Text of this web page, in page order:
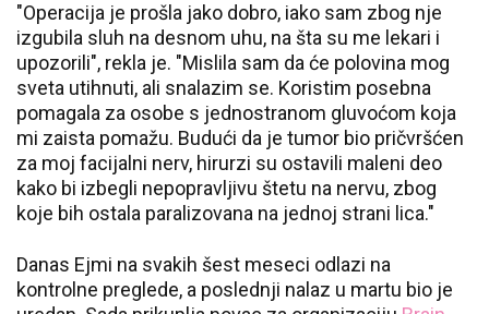
"Operacija je prošla jako dobro, iako sam zbog nje
izgubila sluh na desnom uhu, na šta su me lekari i
upozorili", rekla je. "Mislila sam da će polovina mog
sveta utihnuti, ali snalazim se. Koristim posebna
pomagala za osobe s jednostranom gluvoćom koja
mi zaista pomažu. Budući da je tumor bio pričvršćen
za moj facijalni nerv, hirurzi su ostavili maleni deo
kako bi izbegli nepopravljivu štetu na nervu, zbog
koje bih ostala paralizovana na jednoj strani lica."
Danas Ejmi na svakih šest meseci odlazi na
kontrolne preglede, a poslednji nalaz u martu bio je